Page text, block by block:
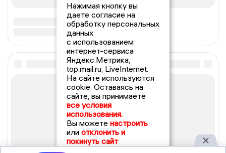
Нажимая кнопку вы
даете согласие на
обработку персональных
данных
с использованием
интернет-сервиса
Яндекс.Метрика,
top.mail.ru, LiveInternet.
На сайте используются
cookie. Оставаясь на
сайте, вы принимаете
все условия
использования.
Вы можете настроить
или отклонить и
покинуть сайт